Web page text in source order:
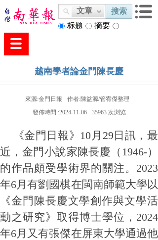
文章
搜索
标题
摘要
越南學者論金門陳長慶
來源:金門日報 作者:陳益源/管宥傑整理
發佈時間 :2024-11-06 35963 次浏览
《金門日報》10月29日訊，最
近，金門小說家陳長慶（1946-）
的作品頗受學術界的關注。2023
年6月有劉國棋在閩南師範大學以
《金門陳長慶文學創作與文學活
動之研究》取得博士學位，2024
年6月又有張傑在屏東大學通過他